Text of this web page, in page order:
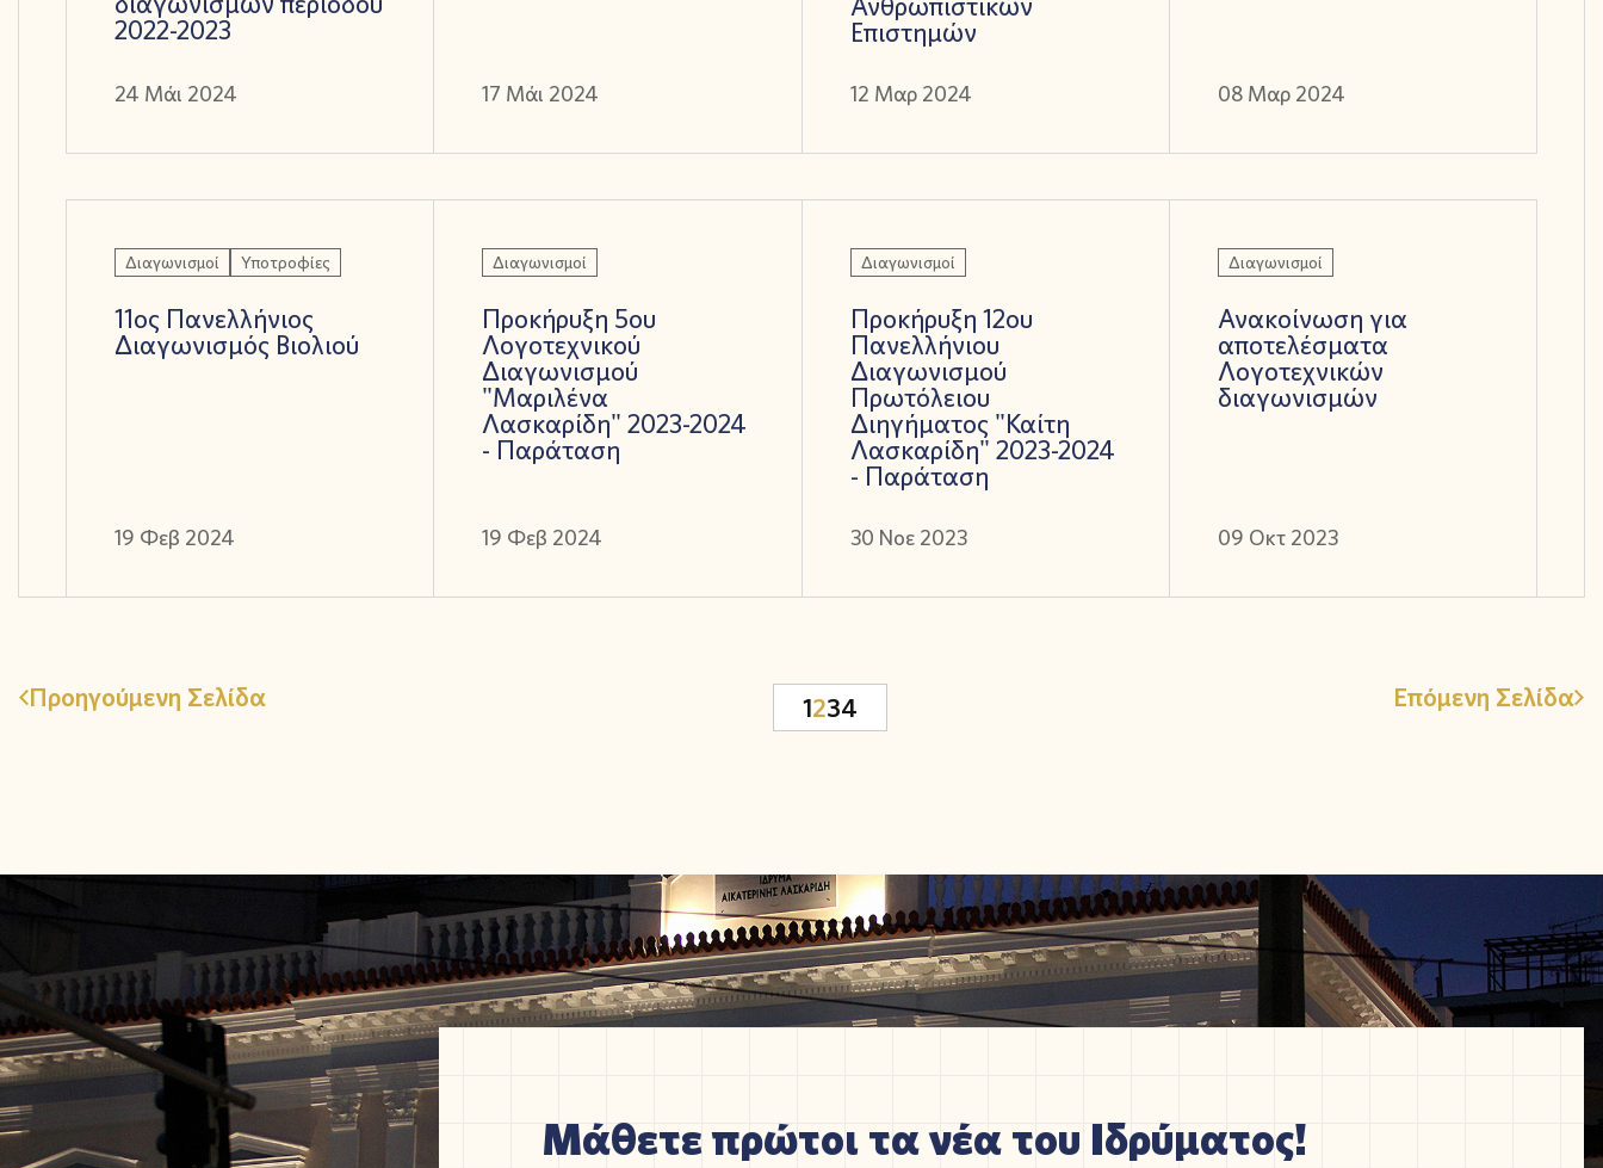
2022-2023
24 Μάι 2024 17 Μάι 2024
Επιστημών
12 Μαρ 2024 08 Μαρ 2024
Διαγωνισμοί Υποτροφίες
11ος Πανελλήνιος
Διαγωνισμός Βιολιού
19 Φεβ 2024
Διαγωνισμοί
Προκήρυξη 5ου
Λογοτεχνικού
Διαγωνισμού
"Μαριλένα
Λασκαρίδη" 2023-2024
- Παράταση
19 Φεβ 2024
Διαγωνισμοί
Προκήρυξη 12ου
Πανελλήνιου
Διαγωνισμού
Πρωτόλειου
Διηγήματος "Καίτη
Λασκαρίδη" 2023-2024
- Παράταση
30 Νοε 2023
Διαγωνισμοί
Ανακοίνωση για
αποτελέσματα
Λογοτεχνικών
διαγωνισμών
09 Οκτ 2023
Προηγούμενη Σελίδα 1234 Επόμενη Σελίδα
Μάθετε πρώτοι τα νέα του Ιδρύματος!